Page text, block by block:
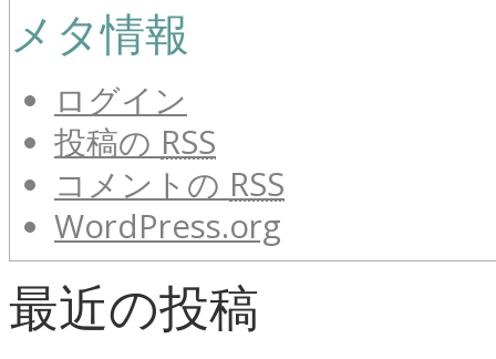
メタ情報
ログイン
投稿の RSS
コメントの RSS
WordPress.org
最近の投稿